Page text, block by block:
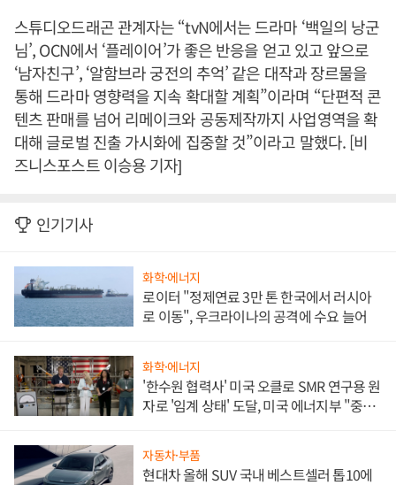
스튜디오드래곤 관계자는 “tvN에서는 드라마 ‘백일의 낭군
님’, OCN에서 ‘플레이어’가 좋은 반응을 얻고 있고 앞으로
‘남자친구’, ‘알함브라 궁전의 추억’ 같은 대작과 장르물을
통해 드라마 영향력을 지속 확대할 계획”이라며 “단편적 콘
텐츠 판매를 넘어 리메이크와 공동제작까지 사업영역을 확
대해 글로벌 진출 가시화에 집중할 것”이라고 말했다. [비
즈니스포스트 이승용 기자]
인기기사
화학·에너지
로이터 "정제연료 3만 톤 한국에서 러시아
로 이동", 우크라이나의 공격에 수요 늘어
화학·에너지
'한수원 협력사' 미국 오클로 SMR 연구용 원
자로 '임계 상태' 도달, 미국 에너지부 "중요
자동차·부품
현대차 올해 SUV 국내 베스트셀러 톱10에